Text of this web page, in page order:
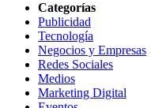
Categorías
Publicidad
Tecnología
Negocios y Empresas
Redes Sociales
Medios
Marketing Digital